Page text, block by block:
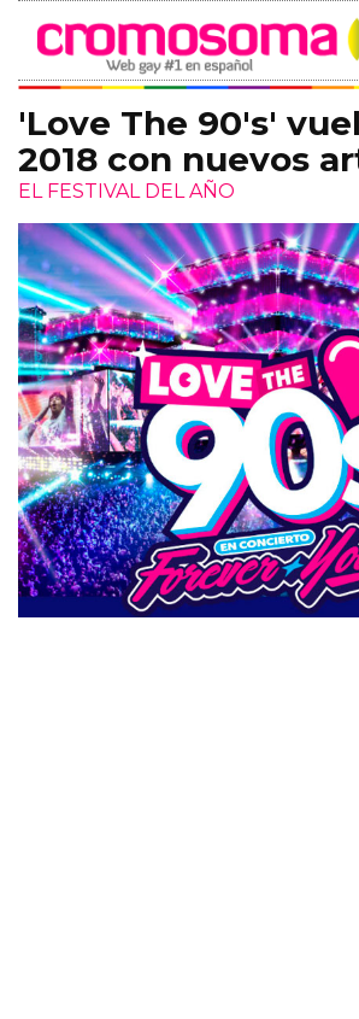
'Love The 90's'
2018 con nuevos
EL FESTIVAL DEL AÑO